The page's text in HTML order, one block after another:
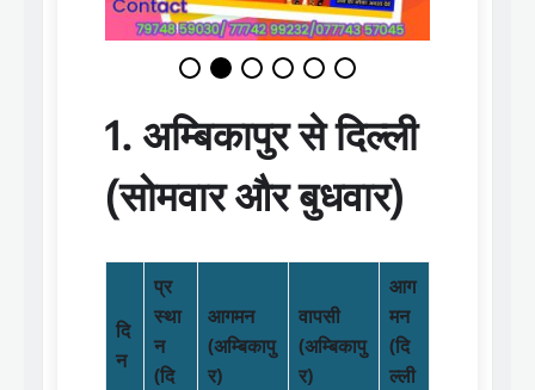
1. अम्बिकापुर से दिल्ली
(सोमवार और बुधवार)
दि
न
प्र
स्था
न
(दि
आगमन
(अम्बिकापु
र)
वापसी
(अम्बिकापु
र)
आग
मन
(दि
ल्ली